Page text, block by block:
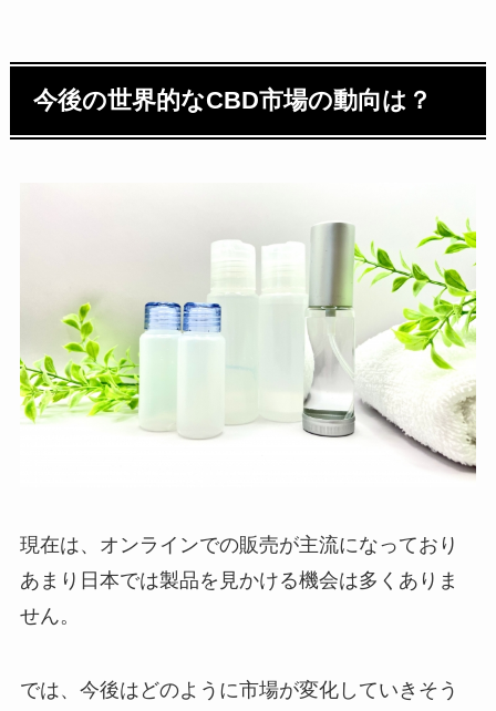
今後の世界的なCBD市場の動向は？
現在は、オンラインでの販売が主流になっており
あまり日本では製品を見かける機会は多くありま
せん。
では、今後はどのように市場が変化していきそう